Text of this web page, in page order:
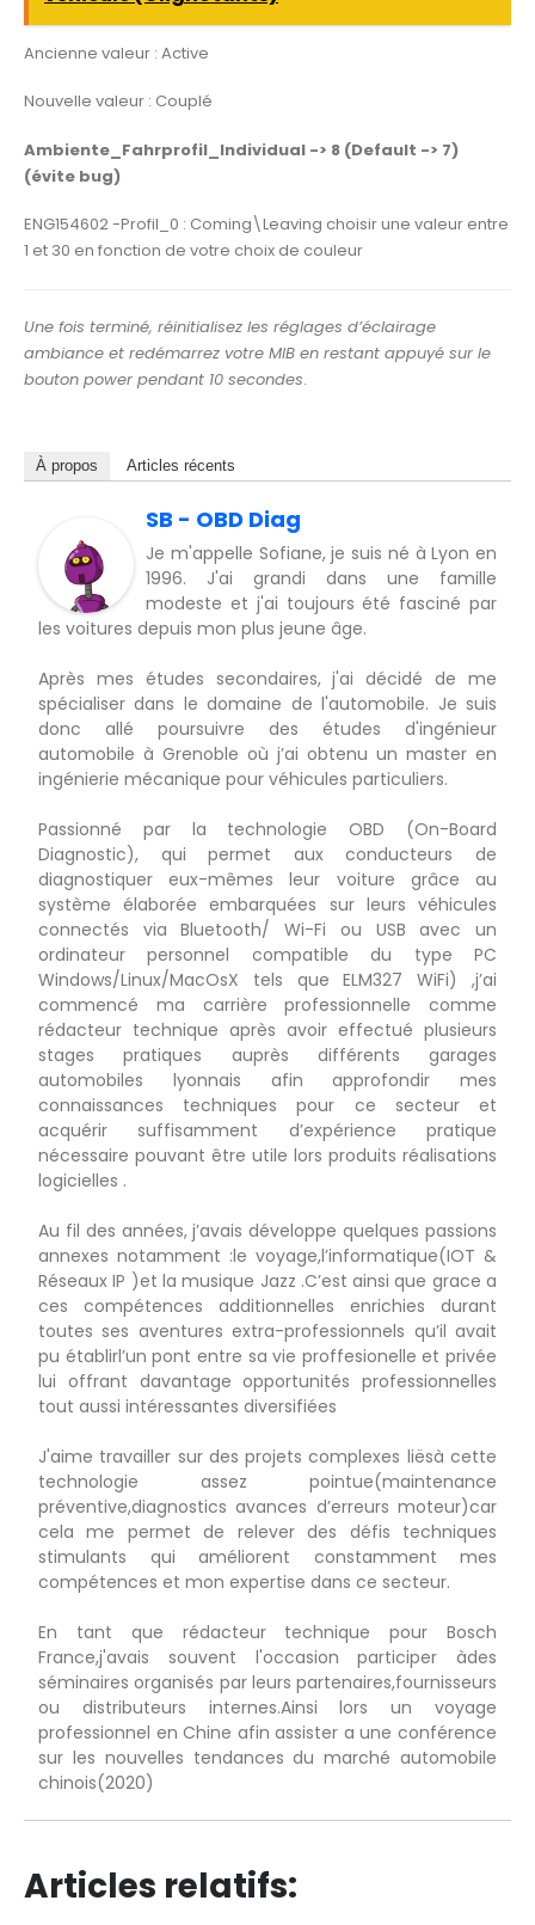
Ancienne valeur : Active
Nouvelle valeur : Couplé
Ambiente_Fahrprofil_Individual -> 8 (Default -> 7)
(évite bug)
ENG154602 -Profil_0 : Coming\Leaving choisir une valeur entre
1 et 30 en fonction de votre choix de couleur
Une fois terminé, réinitialisez les réglages d’éclairage
ambiance et redémarrez votre MIB en restant appuyé sur le
bouton power pendant 10 secondes.
À propos Articles récents
SB - OBD Diag
Je m'appelle Sofiane, je suis né à Lyon en
1996. J'ai grandi dans une famille
modeste et j'ai toujours été fasciné par
les voitures depuis mon plus jeune âge.
Après mes études secondaires, j'ai décidé de me
spécialiser dans le domaine de l'automobile. Je suis
donc allé poursuivre des études d'ingénieur
automobile à Grenoble où j’ai obtenu un master en
ingénierie mécanique pour véhicules particuliers.
Passionné par la technologie OBD (On-Board
Diagnostic), qui permet aux conducteurs de
diagnostiquer eux-mêmes leur voiture grâce au
système élaborée embarquées sur leurs véhicules
connectés via Bluetooth/ Wi-Fi ou USB avec un
ordinateur personnel compatible du type PC
Windows/Linux/MacOsX tels que ELM327 WiFi) ,j’ai
commencé ma carrière professionnelle comme
rédacteur technique après avoir effectué plusieurs
stages pratiques auprès différents garages
automobiles lyonnais afin approfondir mes
connaissances techniques pour ce secteur et
acquérir suffisamment d’expérience pratique
nécessaire pouvant être utile lors produits réalisations
logicielles .
Au fil des années, j’avais développe quelques passions
annexes notamment :le voyage,l’informatique(IOT &
Réseaux IP )et la musique Jazz .C’est ainsi que grace a
ces compétences additionnelles enrichies durant
toutes ses aventures extra-professionnels qu’il avait
pu établirl’un pont entre sa vie proffesionelle et privée
lui offrant davantage opportunités professionnelles
tout aussi intéressantes diversifiées
J'aime travailler sur des projets complexes liësà cette
technologie assez pointue(maintenance
préventive,diagnostics avances d’erreurs moteur)car
cela me permet de relever des défis techniques
stimulants qui améliorent constamment mes
compétences et mon expertise dans ce secteur.
En tant que rédacteur technique pour Bosch
France,j'avais souvent l'occasion participer àdes
séminaires organisés par leurs partenaires,fournisseurs
ou distributeurs internes.Ainsi lors un voyage
professionnel en Chine afin assister a une conférence
sur les nouvelles tendances du marché automobile
chinois(2020)
Articles relatifs: